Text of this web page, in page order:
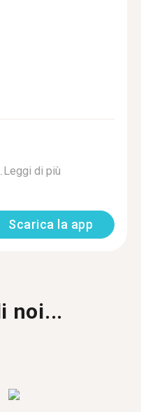
Leggi di più
Scarica la app
noi...